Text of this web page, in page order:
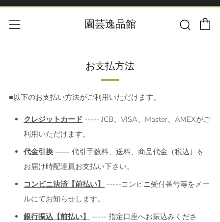
園芸逸品館
メニュー 検索
お支払方法
■以下のお支払い方法がご利用いただけます。
クレジットカード ----- JCB、VISA、Master、AMEXがご
利用いただけます。
代金引換 ----- 代引手数料、送料、商品代金（税込）を
お届け時配達員お支払い下さい。
コンビニ決済【前払い】
-----コンビニ受付番号等をメー
ルにてお知らせします。
銀行振込【前払い】
----- 指定口座へお振込みくださ